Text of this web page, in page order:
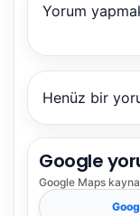
Yorum
Henüz bir
Google
Google Maps